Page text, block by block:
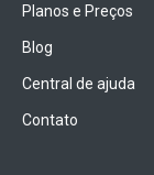
Planos e Preços
Blog
Central de ajuda
Contato